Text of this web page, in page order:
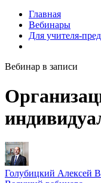
Главная
Вебинары
Для учителя-
Вебинар в записи
Голубицкий Алексей